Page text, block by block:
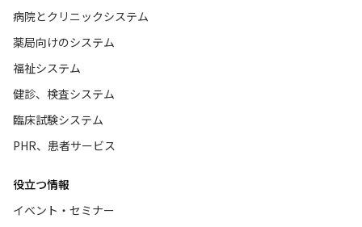
病院とクリニックシステム
薬局向けのシステム
福祉システム
健診、検査システム
臨床試験システム
PHR、患者サービス
役立つ情報
イベント・セミナー